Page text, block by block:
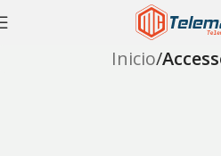
Inicio